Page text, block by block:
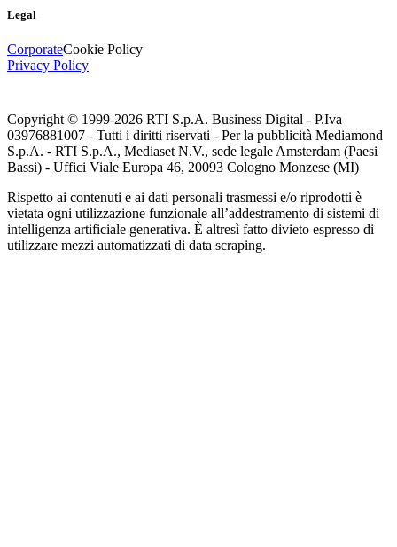
Legal
CorporateCookie Policy
Privacy Policy
Copyright © 1999-2026 RTI S.p.A. Business Digital - P.Iva
03976881007 - Tutti i diritti riservati - Per la pubblicità Mediamond
S.p.A. - RTI S.p.A., Mediaset N.V., sede legale Amsterdam (Paesi
Bassi) - Uffici Viale Europa 46, 20093 Cologno Monzese (MI)
Rispetto ai contenuti e ai dati personali trasmessi e/o riprodotti è
vietata ogni utilizzazione funzionale all’addestramento di sistemi di
intelligenza artificiale generativa. È altresì fatto divieto espresso di
utilizzare mezzi automatizzati di data scraping.